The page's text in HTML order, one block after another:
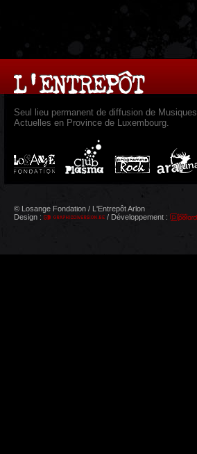
Seul lieu permanent de diffusion de Musiques
Actuelles en Province de Luxembourg.
© Losange Fondation / L'Entrepôt Arlon
Design :
/ Développement :